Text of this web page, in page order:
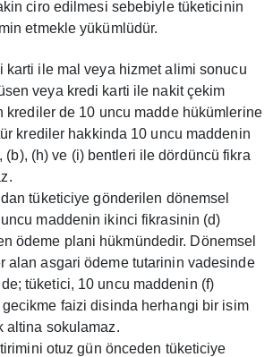
ciro edilmesi sebebiyle tüketicinin
etmekle yükümlüdür.
karti ile mal veya hizmet alimi sonucu
veya kredi karti ile nakit çekim
krediler de 10 uncu madde hükümlerine
krediler hakkinda 10 uncu maddenin
(b), (h) ve (i) bentleri ile dördüncü fikra
tüketiciye gönderilen dönemsel
maddenin ikinci fikrasinin (d)
ödeme plani hükmündedir. Dönemsel
alan asgari ödeme tutarinin vadesinde
tüketici, 10 uncu maddenin (f)
faizi disinda herhangi bir isim
altina sokulamaz.
otuz gün önceden tüketiciye